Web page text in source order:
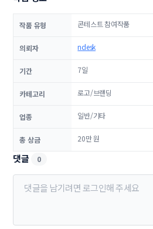
작품 유형 콘테스트 참여작품
의뢰자 ndesk
기간 7일
카테고리 로고/브랜딩
업종 일반/기타
총 상금 20만 원
댓글 0